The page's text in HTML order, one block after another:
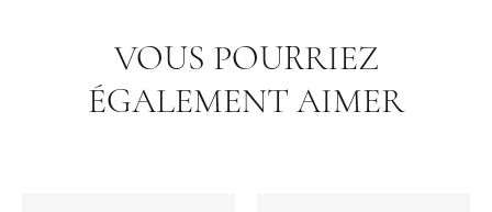
VOUS POURRIEZ
ÉGALEMENT AIMER